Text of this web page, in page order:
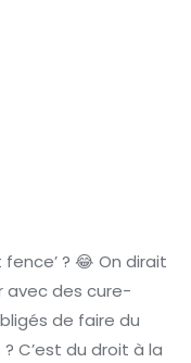
? 😂 On dirait
avec des cure-
de faire du
C’est du droit à la